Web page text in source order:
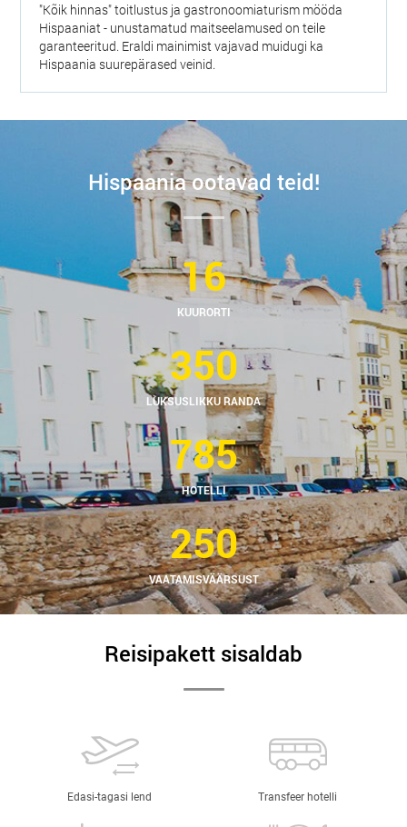
"Kõik hinnas" toitlustus ja gastronoomiaturism mööda
Hispaaniat - unustamatud maitseelamused on teile
garanteeritud. Eraldi mainimist vajavad muidugi ka
Hispaania suurepärased veinid.
Hispaania ootavad teid!
16
KUURORTI
350
LUKSUSLIKKU RANDA
785
HOTELLI
250
VAATAMISVÄÄRSUST
Reisipakett sisaldab
Edasi-tagasi lend Transfeer hotelli